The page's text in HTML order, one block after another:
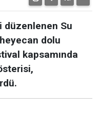
düzenlenen Su
dolu
kapsamında